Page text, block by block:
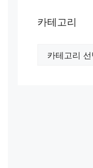
카테고리